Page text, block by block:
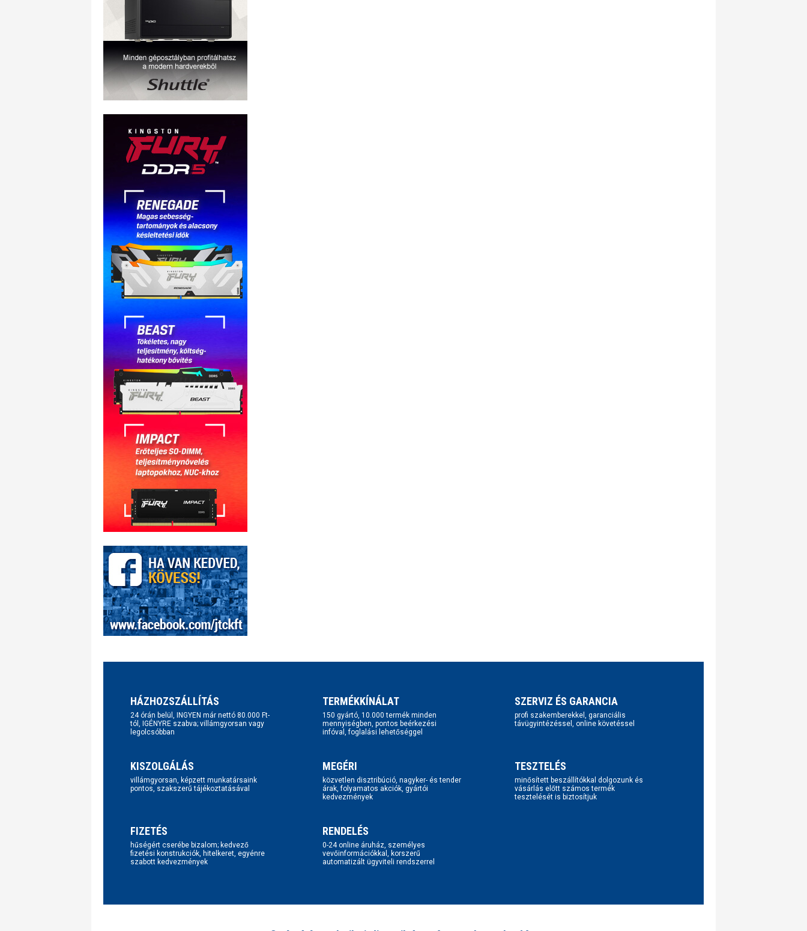
HÁZHOZSZÁLLÍTÁS
24 órán belül, INGYEN már nettó 80.000 Ft-
tól, IGÉNYRE szabva; villámgyorsan vagy
legolcsóbban
TERMÉKKÍNÁLAT
150 gyártó, 10.000 termék minden
mennyiségben, pontos beérkezési
infóval, foglalási lehetőséggel
SZERVIZ ÉS GARANCIA
profi szakemberekkel, garanciális
távügyintézéssel, online követéssel
KISZOLGÁLÁS
villámgyorsan, képzett munkatársaink
pontos, szakszerű tájékoztatásával
MEGÉRI
közvetlen disztribúció, nagyker- és tender
árak, folyamatos akciók, gyártói
kedvezmények
TESZTELÉS
minősített beszállítókkal dolgozunk és
vásárlás előtt számos termék
tesztelését is biztosítjuk
FIZETÉS
hűségért cserébe bizalom; kedvező
fizetési konstrukciók, hitelkeret, egyénre
szabott kedvezmények
RENDELÉS
0-24 online áruház, személyes
vevőinformációkkal, korszerű
automatizált ügyviteli rendszerrel